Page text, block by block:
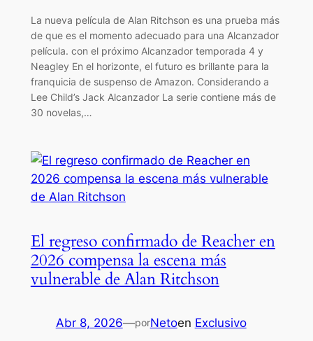
La nueva película de Alan Ritchson es una prueba más
de que es el momento adecuado para una Alcanzador
película. con el próximo Alcanzador temporada 4 y
Neagley En el horizonte, el futuro es brillante para la
franquicia de suspenso de Amazon. Considerando a
Lee Child’s Jack Alcanzador La serie contiene más de
30 novelas,…
El regreso confirmado de Reacher en
2026 compensa la escena más
vulnerable de Alan Ritchson
Abr 8, 2026—porNetoen Exclusivo